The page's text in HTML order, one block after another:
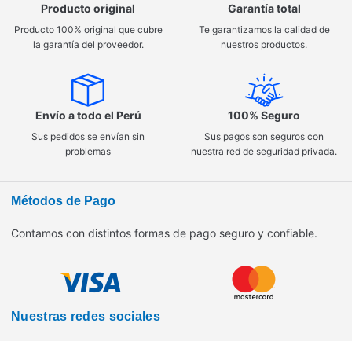
Producto original
Producto 100% original que cubre
la garantía del proveedor.
Garantía total
Te garantizamos la calidad de
nuestros productos.
Envío a todo el Perú
Sus pedidos se envían sin
problemas
100% Seguro
Sus pagos son seguros con
nuestra red de seguridad privada.
Métodos de Pago
Contamos con distintos formas de pago seguro y confiable.
Nuestras redes sociales